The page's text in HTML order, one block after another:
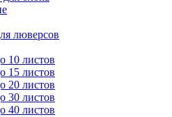
люверсов
10 листов
15 листов
20 листов
30 листов
40 листов